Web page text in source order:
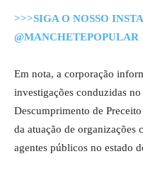
>>>SIGA O NOSSO
@MANCHETEPOPULAR
Em nota, a corporação
investigações conduzidas
Descumprimento de
da atuação de organizações
agentes públicos no estado